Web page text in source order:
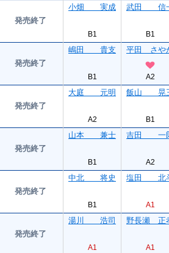
発売終了
小畑 実成
B1
武田 信
B1
発売終了
嶋田 貴支
B1
平田 さや
A2
発売終了
大庭 元明
A2
飯山 晃
B1
発売終了
山本 兼士
B1
吉田 一
A2
発売終了
中北 将史
B1
塩田 北
A1
発売終了
湯川 浩司
A1
野長瀬 正
A1